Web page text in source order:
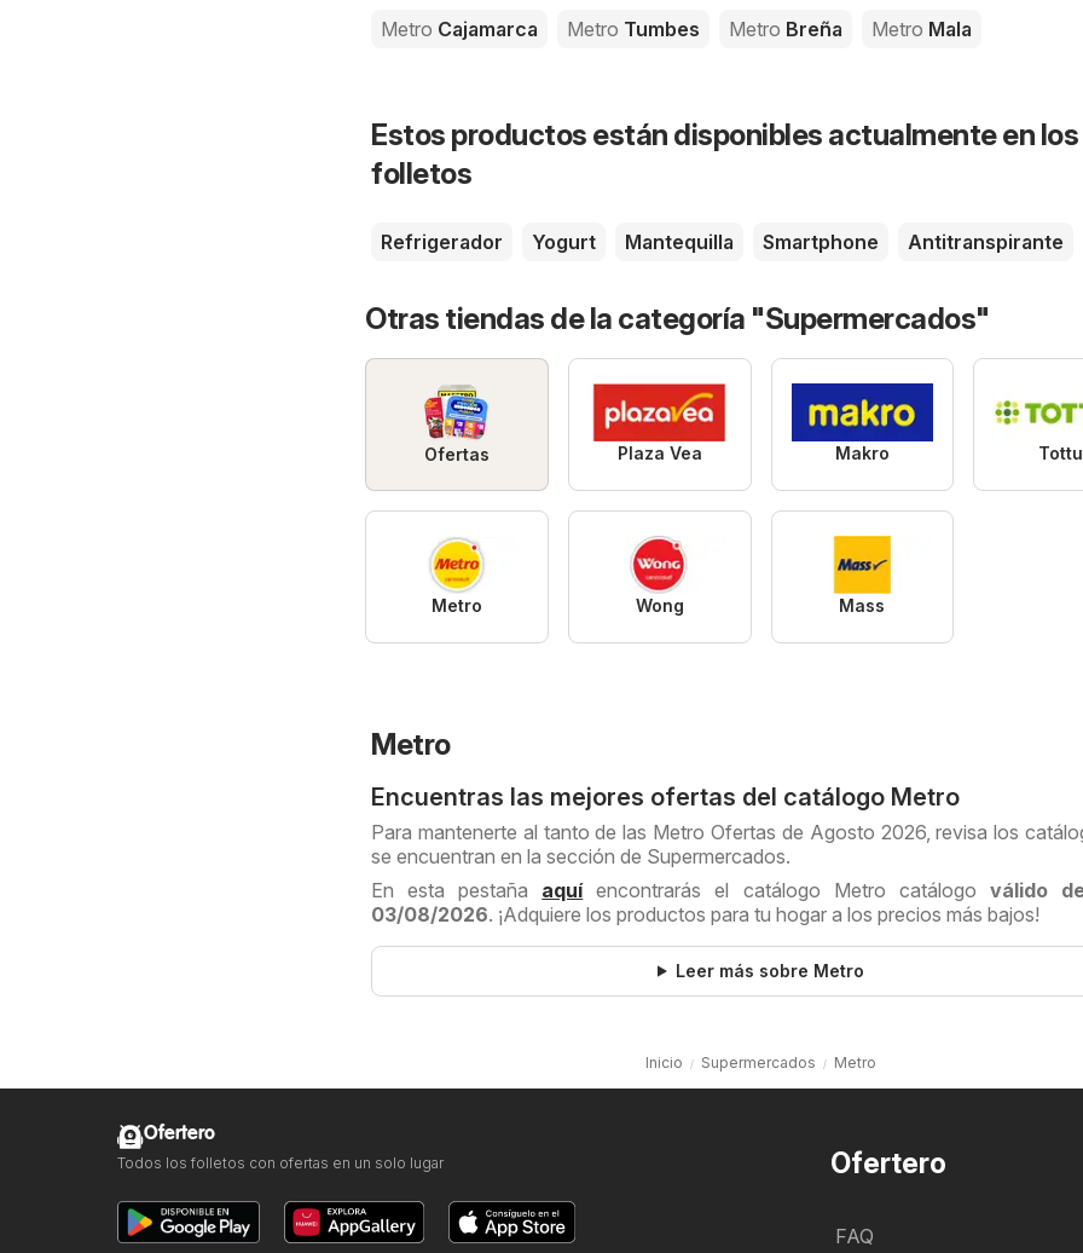
Metro Cajamarca Metro Tumbes Metro Breña Metro Mala
Estos productos están disponibles actualmente en los
folletos
Refrigerador Yogurt Mantequilla Smartphone Antitranspirante
Otras tiendas de la categoría "Supermercados"
Ofertas Plaza Vea Makro
Metro Wong Mass
Metro
Encuentras las mejores ofertas del catálogo Metro
Para mantenerte al tanto de las Metro Ofertas de Agosto 2026, revisa los
se encuentran en la sección de Supermercados.
En esta pestaña aquíencontrarás el catálogo Metro catálogo válido
03/08/2026. ¡Adquiere los productos para tu hogar a los precios más bajos!
Leer más sobre Metro
Inicio Supermercados Metro
Ofertero
FAQ
Ofertero
Todos los folletos con ofertas en un solo lugar